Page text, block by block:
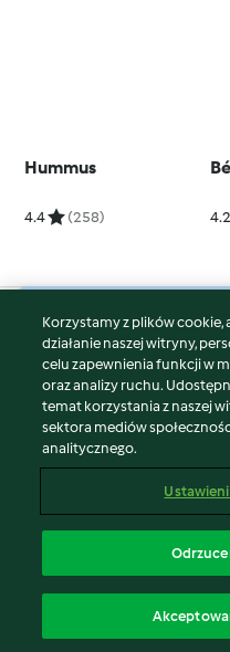
Hummus
4.4 (258) 4.2
© Copyright 2026
Warunki korzystania
Polityka prywatności
Disclaimer
Znak wydawcy
Zgłoś treść
Oświadczenie o dostępności
Korzystamy z plików cookie,
działanie naszej witryny,
celu zapewnienia funkcji w
oraz analizy ruchu.
temat korzystania z naszej
sektora mediów
analitycznego.